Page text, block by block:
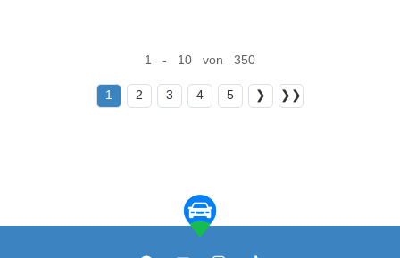
1 - 10 von 350
1 2 3 4 5 ❯ ❯❯